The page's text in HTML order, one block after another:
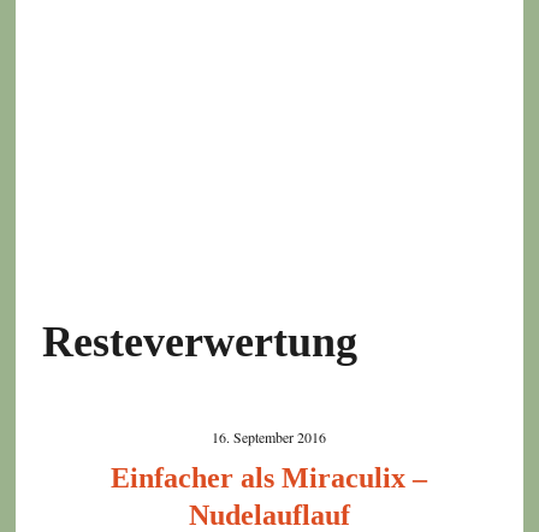
Resteverwertung
16. September 2016
Einfacher als Miraculix –
Nudelauflauf